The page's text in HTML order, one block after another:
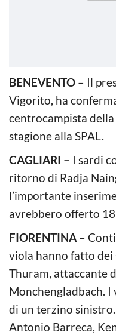
BENEVENTO – Il
Vigorito, ha
centrocampista
stagione alla SPAL.
CAGLIARI – I sardi
ritorno di Radja
l’importante
avrebbero offerto
FIORENTINA –
viola hanno fatto dei
Thuram, attaccante
Monchengladbach. I
di un terzino
Antonio Barreca,